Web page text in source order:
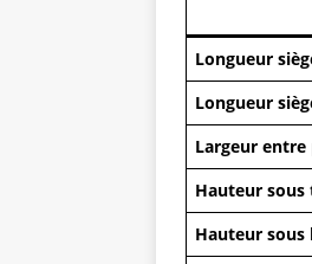
Longueur
Longueur
Largeur entre
Hauteur
Hauteur sous